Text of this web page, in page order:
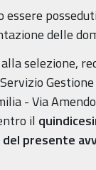
delle
selezione,
- Via
il
del presente